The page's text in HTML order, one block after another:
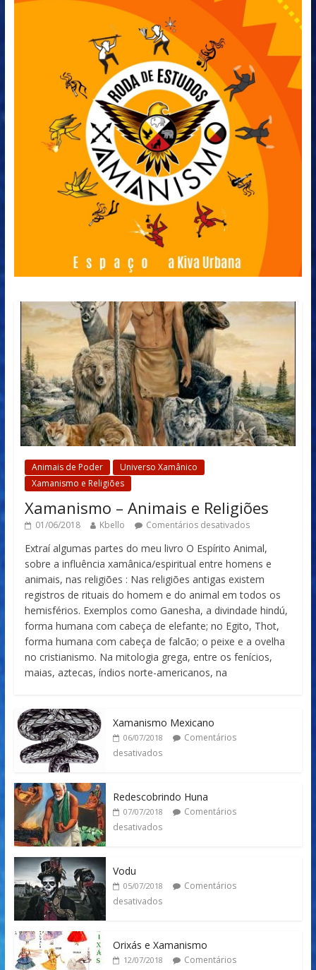
Animais de Poder
Universo Xamânico
Xamanismo e Religiões
Xamanismo – Animais e Religiões
01/06/2018 Kbello Comentários desativados
Extraí algumas partes do meu livro O Espírito Animal,
sobre a influência xamânica/espiritual entre homens e
animais, nas religiões : Nas religiões antigas existem
registros de rituais do homem e do animal em todos os
hemisférios. Exemplos como Ganesha, a divindade hindú,
forma humana com cabeça de elefante; no Egito, Thot,
forma humana com cabeça de falcão; o peixe e a ovelha
no cristianismo. Na mitologia grega, entre os fenícios,
maias, aztecas, índios norte-americanos, na
Xamanismo Mexicano
06/07/2018
Comentários
desativados
Redescobrindo Huna
07/07/2018
Comentários
desativados
Vodu
05/07/2018
Comentários
desativados
Orixás e Xamanismo
12/07/2018
Comentários